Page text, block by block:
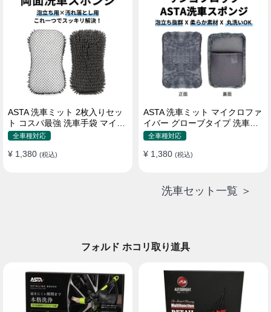
ASTA 洗車ミット 2枚入りセッ
ト コスパ最強 洗車手袋 マイク
ロファイバー製 洗車グッズ 車
全車種対応
¥ 1,380 (税込)
ASTA 洗車ミット マイクロファ
イバー グローブタイプ 洗車プ
ロも愛用 傷防止 高吸水 車 バイ
全車種対応
¥ 1,380 (税込)
洗車セット一覧 ＞
フォルド ホコリ取り道具